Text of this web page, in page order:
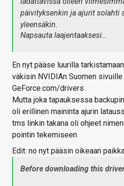
päivityksenkin ja ajurit solahti
yleensäkin.
Napsauta laajentaaksesi…
En nyt pääse luurilla
väkisin NVIDIAn Suomen
GeForce.com/drivers
Mutta joka tapauksessa
oli erillinen maininta ajurin
tms linkin takana oli ohjeet
pointin tekemiseen
Edit: no nyt pääsin oikeaan
Before downloading this